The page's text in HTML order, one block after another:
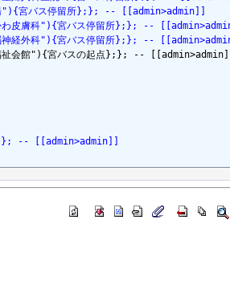
宮バス停留所};}; -- [[admin>admin]]
膚科"){宮バス停留所};}; --
外科"){宮バス停留所};}; --
会館"){宮バスの起点};}; -- [[admin>admin]]
}; -- [[admin>admin]]